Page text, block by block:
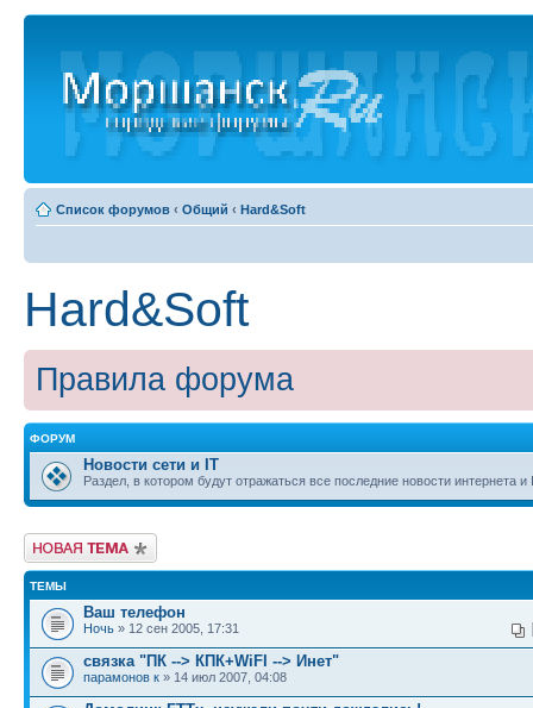
Список форумов ‹ Общий ‹ Hard&Soft
Hard&Soft
Правила форума
ФОРУМ
Новости сети и IT
Раздел, в котором будут отражаться все последние новости интернета и
Новая тема
ТЕМЫ
Ваш телефон
Ночь » 12 сен 2005, 17:31
связка "ПК --> КПК+WiFI --> Инет"
парамонов к » 14 июл 2007, 04:08